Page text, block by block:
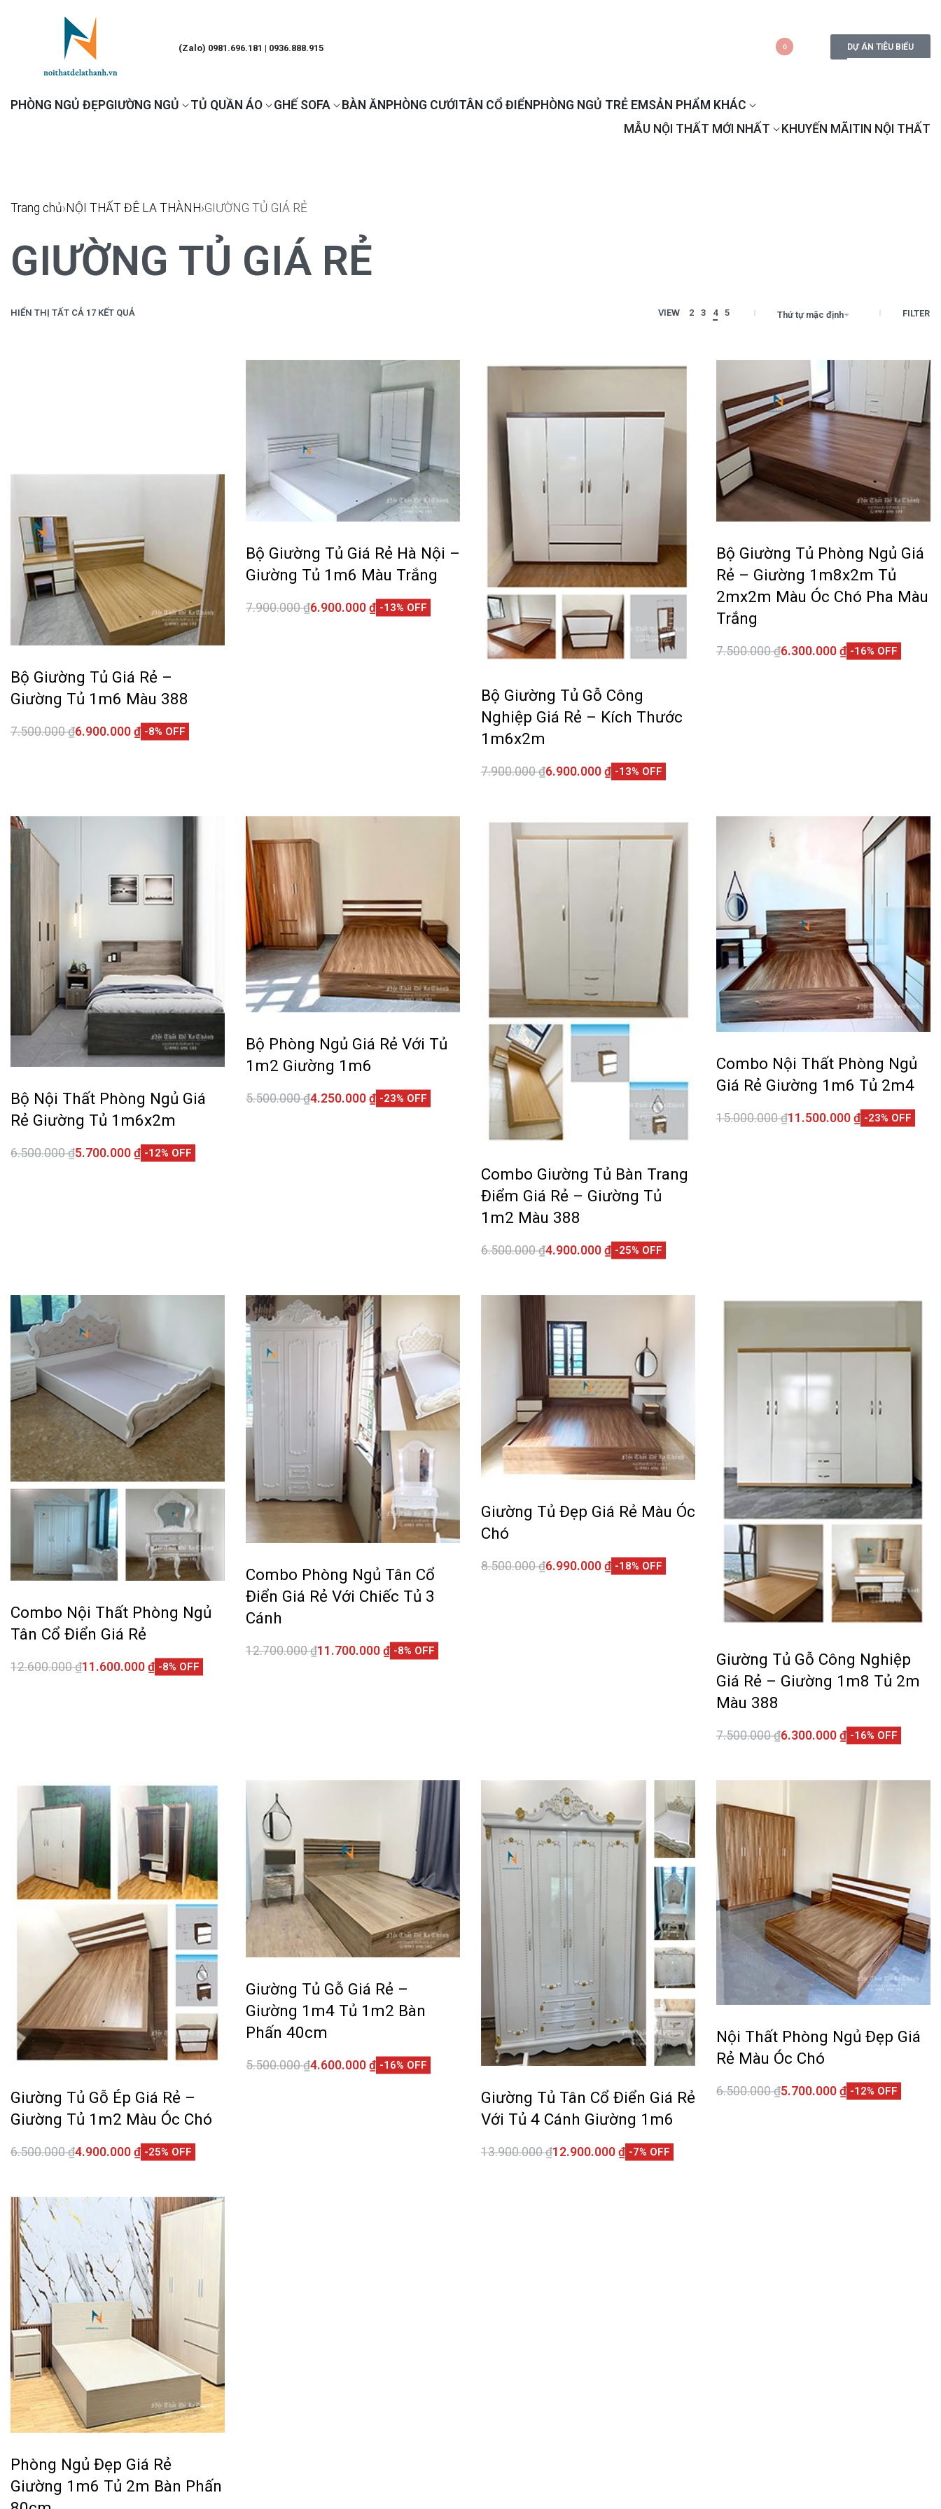
(Zalo) 0981.696.181 | 0936.888.915 0 DỰ ÁN TIÊU BIỂU
PHÒNG NGỦ ĐẸPGIƯỜNG NGỦ TỦ QUẦN ÁO GHẾ SOFA BÀN ĂN PHÒNG CƯỚI TÂN CỔ ĐIỂN PHÒNG NGỦ TRẺ EM SẢN PHẨM KHÁC
MẪU NỘI THẤT MỚI NHẤT
KHUYẾN MÃI TIN NỘI THẤT
Trang chủ›NỘI THẤT ĐÊ LA THÀNH›GIƯỜNG TỦ GIÁ RẺ
GIƯỜNG TỦ GIÁ RẺ
HIỂN THỊ TẤT CẢ 17 KẾT QUẢ VIEW 2 3 4 5 Thứ tự mặc định FILTER
Bộ Giường Tủ Giá Rẻ –
Giường Tủ 1m6 Màu 388
7.500.000₫6.900.000 ₫ -8% OFF
Bộ Giường Tủ Giá Rẻ Hà Nội –
Giường Tủ 1m6 Màu Trắng
7.900.000₫6.900.000 ₫ -13% OFF
Bộ Giường Tủ Gỗ Công
Nghiệp Giá Rẻ – Kích Thước
1m6x2m
7.900.000₫6.900.000 ₫ -13% OFF
Bộ Giường Tủ Phòng Ngủ Giá
Rẻ – Giường 1m8x2m Tủ
2mx2m Màu Óc Chó Pha Màu
Trắng
7.500.000₫6.300.000 ₫ -16% OFF
Bộ Nội Thất Phòng Ngủ Giá
Rẻ Giường Tủ 1m6x2m
6.500.000₫5.700.000 ₫ -12% OFF
Bộ Phòng Ngủ Giá Rẻ Với Tủ
1m2 Giường 1m6
5.500.000₫4.250.000 ₫ -23% OFF
Combo Giường Tủ Bàn Trang
Điểm Giá Rẻ – Giường Tủ
1m2 Màu 388
6.500.000₫4.900.000 ₫ -25% OFF
Combo Nội Thất Phòng Ngủ
Giá Rẻ Giường 1m6 Tủ 2m4
15.000.000₫11.500.000 ₫ -23% OFF
Combo Nội Thất Phòng Ngủ
Tân Cổ Điển Giá Rẻ
12.600.000₫11.600.000 ₫ -8% OFF
Combo Phòng Ngủ Tân Cổ
Điển Giá Rẻ Với Chiếc Tủ 3
Cánh
12.700.000₫11.700.000 ₫ -8% OFF
Giường Tủ Đẹp Giá Rẻ Màu Óc
Chó
8.500.000₫6.990.000 ₫ -18% OFF
Giường Tủ Gỗ Công Nghiệp
Giá Rẻ – Giường 1m8 Tủ 2m
Màu 388
7.500.000₫6.300.000 ₫ -16% OFF
Giường Tủ Gỗ Ép Giá Rẻ –
Giường Tủ 1m2 Màu Óc Chó
6.500.000₫4.900.000 ₫ -25% OFF
Giường Tủ Gỗ Giá Rẻ –
Giường 1m4 Tủ 1m2 Bàn
Phấn 40cm
5.500.000₫4.600.000 ₫ -16% OFF
Giường Tủ Tân Cổ Điển Giá Rẻ
Với Tủ 4 Cánh Giường 1m6
13.900.000₫12.900.000 ₫ -7% OFF
Nội Thất Phòng Ngủ Đẹp Giá
Rẻ Màu Óc Chó
6.500.000₫5.700.000 ₫ -12% OFF
Phòng Ngủ Đẹp Giá Rẻ
Giường 1m6 Tủ 2m Bàn Phấn